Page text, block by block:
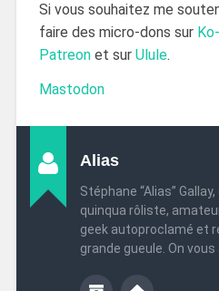
Si vous souhaitez me
faire des micro-dons sur
Patreonet sur Ulule.
Mastodon
Alias
Stéphane “Alias”
quinqua rôliste,
geek autoproclamé et
grande gueule. On